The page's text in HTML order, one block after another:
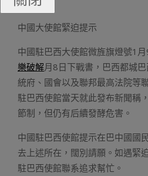
賞罰”。
中國大使館緊迫提示
中國駐巴西大使館微旌旗燈號1
樂破解月8日下戰書，巴西都城
統府、國會以及聯邦最高法院等
駐巴西使館當天就此發布新聞稱
節制，但仍有后續發酵危害。
中國駐巴西使館提示在巴中國國
去上述所在，闊別請願。如遇緊
駐巴西使館聯系追求幫忙。